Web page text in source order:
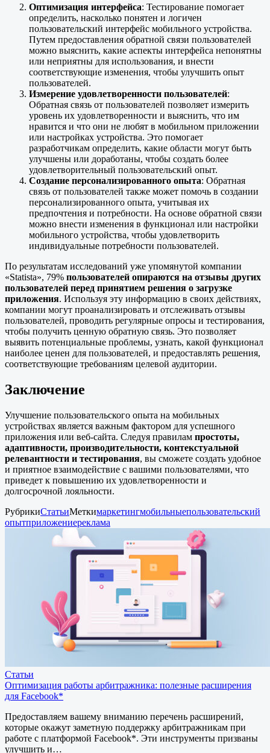
Оптимизация интерфейса: Тестирование помогает
определить, насколько понятен и логичен
пользовательский интерфейс мобильного устройства.
Путем предоставления обратной связи пользователей
можно выяснить, какие аспекты интерфейса непонятны
или неприятны для использования, и внести
соответствующие изменения, чтобы улучшить опыт
пользователей.
Измерение удовлетворенности пользователей:
Обратная связь от пользователей позволяет измерить
уровень их удовлетворенности и выяснить, что им
нравится и что они не любят в мобильном приложении
или настройках устройства. Это помогает
разработчикам определить, какие области могут быть
улучшены или доработаны, чтобы создать более
удовлетворительный пользовательский опыт.
Создание персонализированного опыта: Обратная
связь от пользователей также может помочь в создании
персонализированного опыта, учитывая их
предпочтения и потребности. На основе обратной связи
можно внести изменения в функционал или настройки
мобильного устройства, чтобы удовлетворить
индивидуальные потребности пользователей.
По результатам исследований уже упомянутой компании
«Statista», 79% пользователей опираются на отзывы других
пользователей перед принятием решения о загрузке
приложения. Используя эту информацию в своих действиях,
компании могут проанализировать и отслеживать отзывы
пользователей, проводить регулярные опросы и тестирования,
чтобы получить ценную обратную связь. Это позволяет
выявить потенциальные проблемы, узнать, какой функционал
наиболее ценен для пользователей, и предоставлять решения,
соответствующие требованиям целевой аудитории.
Заключение
Улучшение пользовательского опыта на мобильных
устройствах является важным фактором для успешного
приложения или веб-сайта. Следуя правилам простоты,
адаптивности, производительности, контекстуальной
релевантности и тестирования, вы сможете создать удобное
и приятное взаимодействие с вашими пользователями, что
приведет к повышению их удовлетворенности и
долгосрочной лояльности.
РубрикиСтатьиМеткимаркетингмобильныепользовательский
опытприложениереклама
Статьи
Оптимизация работы арбитражника: полезные расширения
для Facebook*
Предоставляем вашему вниманию перечень расширений,
которые окажут заметную поддержку арбитражникам при
работе с платформой Facebook*. Эти инструменты призваны
улучшить и…